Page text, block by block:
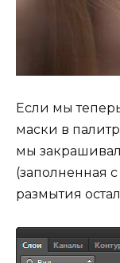
Если мы
маски в
мы
(заполненная
размытия